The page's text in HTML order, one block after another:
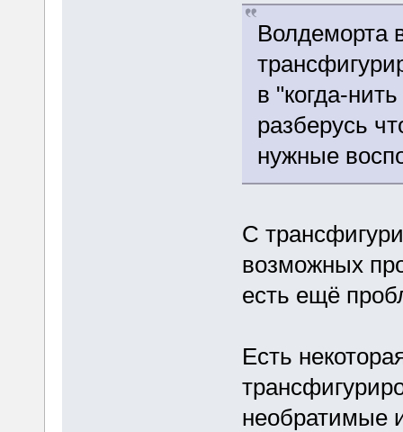
Волдеморта
в "когда-
разберусь
нужные
С
возможных
есть ещё
Есть
необратимые